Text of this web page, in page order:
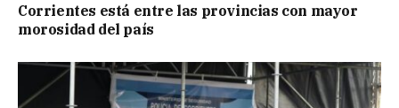
Corrientes está entre las provincias con mayor
morosidad del país